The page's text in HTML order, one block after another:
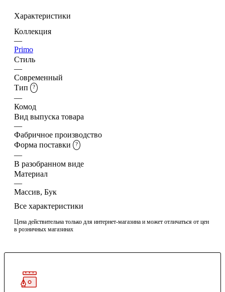
Характеристики
Коллекция
—
Primo
Стиль
—
Современный
Тип
?
—
Комод
Вид выпуска товара
—
Фабричное производство
Форма поставки
?
—
В разобранном виде
Материал
—
Массив, Бук
Все характеристики
Цена действительна только для интернет-магазина и может отличаться от цен
в розничных магазинах